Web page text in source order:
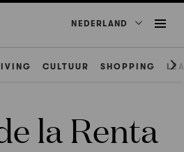
NEDERLAND
CULTUUR SHOPPING
la Renta